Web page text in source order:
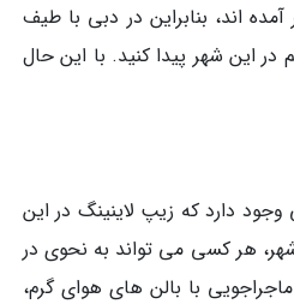
اند، بنابراین در دبی با طیف
این شهر پیدا کنید. با این حال
دارد که زیپ لاینینگ در این
هر کسی می تواند به نحوی در
با بالن های هوای گرم،